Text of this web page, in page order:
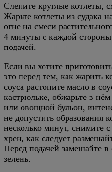
Слепите круглые котлеты,
Жарьте котлеты из судака
огне на смеси
4 минуты с каждой стороны
подачей.
Если вы хотите
это перед тем, как жарить
соуса растопите масло в
кастрюльке, обжарьте в
или овощной бульон,
не допустить образования
несколько минут, снимите
хрен, как следует
Перед подачей замешайте в
зелень.